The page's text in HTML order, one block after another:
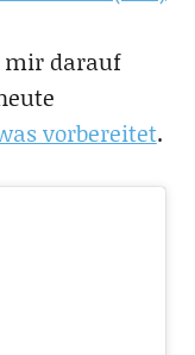
mir darauf
vorbereitet.